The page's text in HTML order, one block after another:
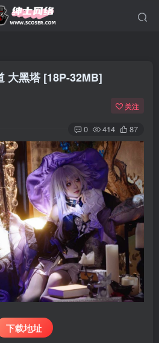
大黑塔 [18P-32MB]
关注
0 414 87
下载地址